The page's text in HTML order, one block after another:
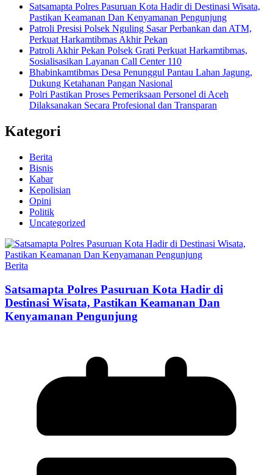
Satsamapta Polres Pasuruan Kota Hadir di Destinasi Wisata,
Pastikan Keamanan Dan Kenyamanan Pengunjung
Patroli Presisi Polsek Nguling Sasar Perbankan dan ATM,
Perkuat Harkamtibmas Akhir Pekan
Patroli Akhir Pekan Polsek Grati Perkuat Harkamtibmas,
Sosialisasikan Layanan Call Center 110
Bhabinkamtibmas Desa Penunggul Pantau Lahan Jagung,
Dukung Ketahanan Pangan Nasional
Polri Pastikan Proses Pemeriksaan Personel di Aceh
Dilaksanakan Secara Profesional dan Transparan
Kategori
Berita
Bisnis
Kabar
Kepolisian
Opini
Politik
Uncategorized
Berita
Satsamapta Polres Pasuruan Kota Hadir di
Destinasi Wisata, Pastikan Keamanan Dan
Kenyamanan Pengunjung